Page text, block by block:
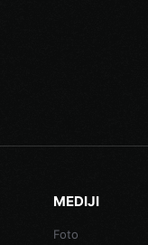
MEDIJI
Foto